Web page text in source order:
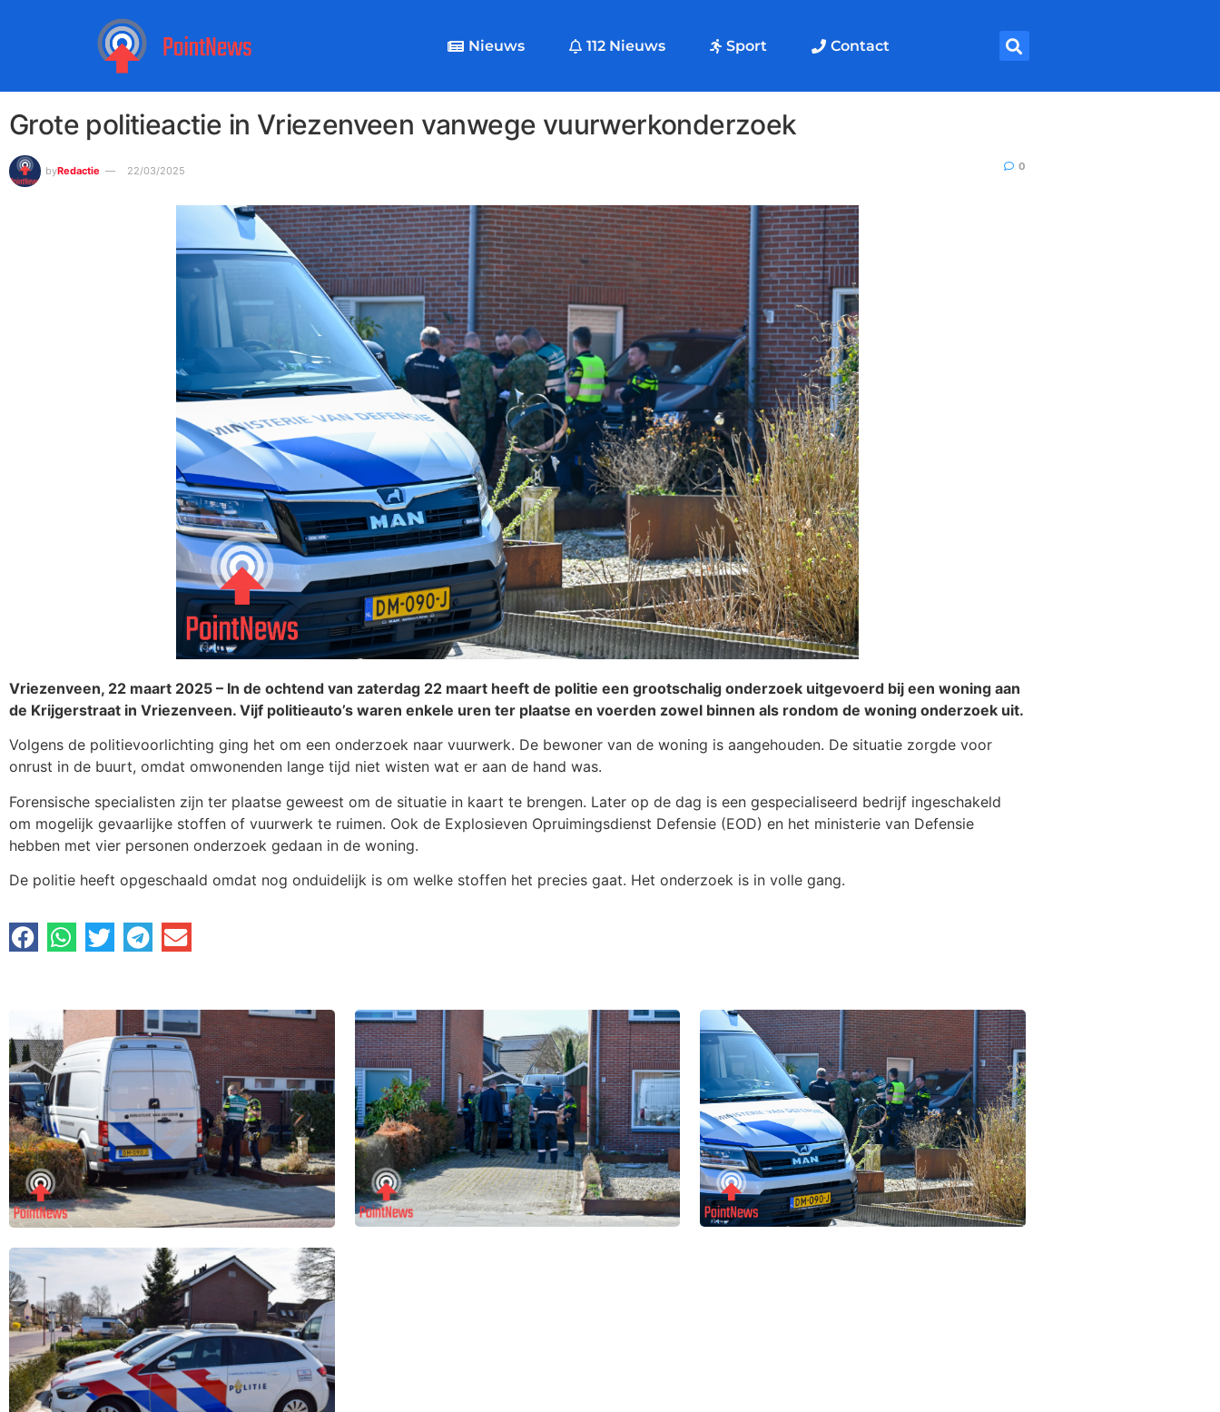
Nieuws 112 Nieuws Sport Contact
Grote politieactie in Vriezenveen vanwege vuurwerkonderzoek
byRedactie 22/03/2025 0
Vriezenveen, 22 maart 2025 – In de ochtend van zaterdag 22 maart heeft de politie een grootschalig onderzoek uitgevoerd bij een woning aan
de Krijgerstraat in Vriezenveen. Vijf politieauto’s waren enkele uren ter plaatse en voerden zowel binnen als rondom de woning onderzoek uit.
Volgens de politievoorlichting ging het om een onderzoek naar vuurwerk. De bewoner van de woning is aangehouden. De situatie zorgde voor
onrust in de buurt, omdat omwonenden lange tijd niet wisten wat er aan de hand was.
Forensische specialisten zijn ter plaatse geweest om de situatie in kaart te brengen. Later op de dag is een gespecialiseerd bedrijf ingeschakeld
om mogelijk gevaarlijke stoffen of vuurwerk te ruimen. Ook de Explosieven Opruimingsdienst Defensie (EOD) en het ministerie van Defensie
hebben met vier personen onderzoek gedaan in de woning.
De politie heeft opgeschaald omdat nog onduidelijk is om welke stoffen het precies gaat. Het onderzoek is in volle gang.